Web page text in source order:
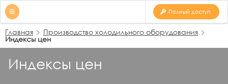
Полный доступ
Главная Производство холодильного оборудования
Индексы цен
Индексы цен